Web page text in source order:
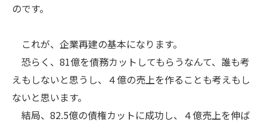
のです。
これが、企業再建の基本になります。
恐らく、81億を債務カットしてもらうなんて、誰も考
えもしないと思うし、４億の売上を作ることも考えもし
ないと思います。
結局、82.5億の債権カットに成功し、４億売上を伸ば